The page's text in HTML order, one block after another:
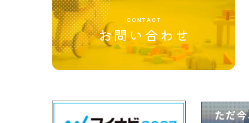
CONTACT
お問い合わせ